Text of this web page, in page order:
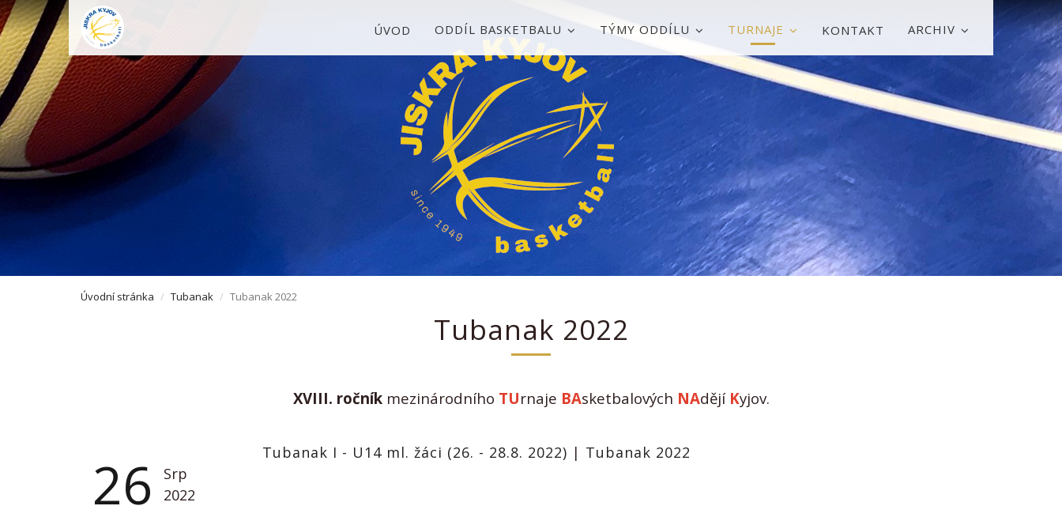
ÚVOD ODDÍL BASKETBALU TÝMY ODDÍLU TURNAJE KONTAKT ARCHIV
Úvodní stránka Tubanak Tubanak 2022
Tubanak 2022
XVIII. ročník mezinárodního TUrnaje BAsketbalových NAdějí Kyjov.
26
Srp
2022
Tubanak I - U14 ml. žáci (26. - 28.8. 2022) | Tubanak 2022